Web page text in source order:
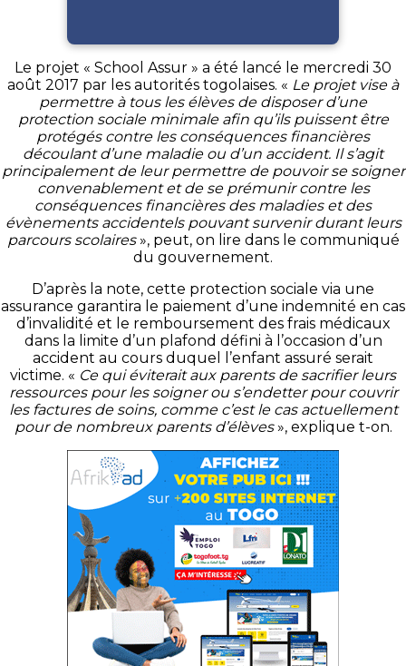
Le projet « School Assur » a été lancé le mercredi 30
août 2017 par les autorités togolaises. « Le projet vise à
permettre à tous les élèves de disposer d’une
protection sociale minimale afin qu’ils puissent être
protégés contre les conséquences financières
découlant d’une maladie ou d’un accident. Il s’agit
principalement de leur permettre de pouvoir se soigner
convenablement et de se prémunir contre les
conséquences financières des maladies et des
évènements accidentels pouvant survenir durant leurs
parcours scolaires», peut, on lire dans le communiqué
du gouvernement.
D’après la note, cette protection sociale via une
assurance garantira le paiement d’une indemnité en cas
d’invalidité et le remboursement des frais médicaux
dans la limite d’un plafond défini à l’occasion d’un
accident au cours duquel l’enfant assuré serait
victime. « Ce qui éviterait aux parents de sacrifier leurs
ressources pour les soigner ou s’endetter pour couvrir
les factures de soins, comme c’est le cas actuellement
pour de nombreux parents d’élèves», explique t-on.